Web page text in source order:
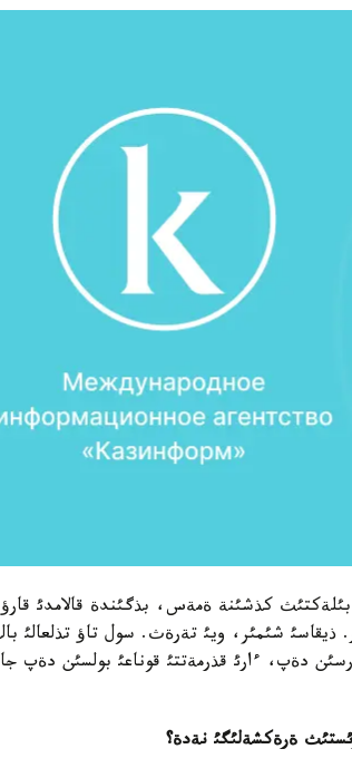
كذشئنة ةمةس، بذگئندة قالامدئ
ذيقاسئ شئمئر، ويئ تةرةث. سول تاؤ تذلعالئ
دةپ، ءارئ قذرمةتتئ قوناعئ بولسئن دةپ
ةرةكشةلئگئ نةدة؟